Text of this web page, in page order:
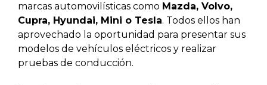
marcas automovilísticas como Mazda, Volvo,
Cupra, Hyundai, Mini o Tesla. Todos ellos han
aprovechado la oportunidad para presentar sus
modelos de vehículos eléctricos y realizar
pruebas de conducción.